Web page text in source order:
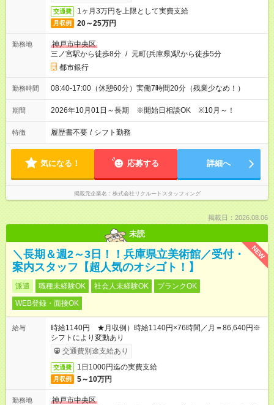
交通費 1ヶ月3万円を上限として実費支給
月収例 20～25万円
勤務地
神戸市中央区
三ノ宮駅から徒歩8分 / 元町(兵庫県)駅から徒歩5分
都市銀行
勤務時間 08:40-17:00（休憩60分）実働7時間20分（残業少なめ！）
期間 2026年10月01日～長期 ※開始日相談OK ※10月～！
特徴 履歴書不要 / シフト勤務
気になる！ 応募する 詳細へ
掲載元企業名 株式会社リクルートスタッフィング
掲載日：2026.08.06
未読
NEW
＼長期＆週2～3日！！兵庫県立美術館／受付・
案内スタッフ【超人気のオシゴト！】
派遣 職種未経験OK 社会人未経験OK
ブランクOK
WEB登録・面接OK
給与
時給1140円 ★月収例）時給1140円×76時間／月＝86,640円※
シフトにより変動あり
交通費別途支給あり
交通費 1日1000円迄の実費支給
月収例 5～10万円
勤務地
神戸市中央区